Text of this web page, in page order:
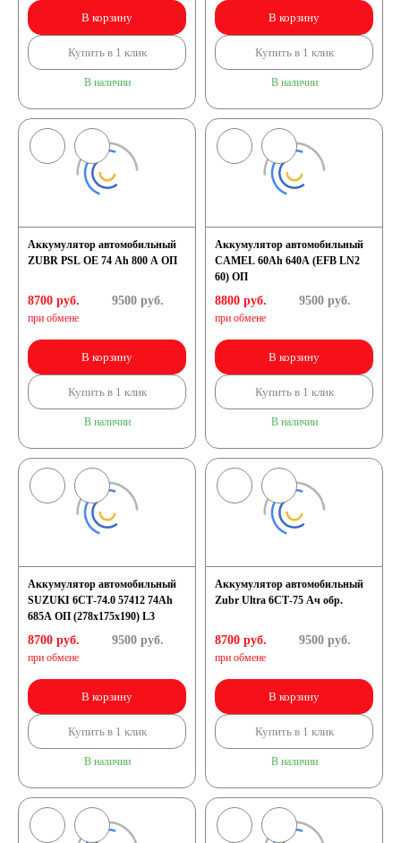
В корзину
Купить в 1 клик
В наличии
В корзину
Купить в 1 клик
В наличии
Аккумулятор автомобильный
ZUBR PSL OE 74 Ah 800 A ОП
8700 руб.
при обмене
9500руб.
В корзину
Купить в 1 клик
В наличии
Аккумулятор автомобильный
CAMEL 60Ah 640A (EFB LN2
60) ОП
8800 руб.
при обмене
9500руб.
В корзину
Купить в 1 клик
В наличии
Аккумулятор автомобильный
SUZUKI 6СТ-74.0 57412 74Ah
685A ОП (278х175х190) L3
8700 руб.
при обмене
9500руб.
В корзину
Купить в 1 клик
В наличии
Аккумулятор автомобильный
Zubr Ultra 6СТ-75 Ач обр.
8700 руб.
при обмене
9500руб.
В корзину
Купить в 1 клик
В наличии